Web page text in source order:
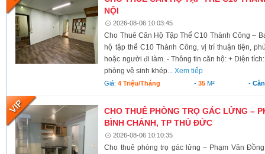
NỘI
2026-08-06 10:03:45
Cho Thuê Căn Hộ Tập Thể C10 Thành Công –
hộ tập thể C10 Thành Công, vị trí thuận tiện,
hoặc người đi làm. - Thông tin căn hộ: + Diện
phòng vệ sinh khép...Xem tiếp
Giá:4 Triệu/tháng -35 M² -
CHO THUÊ PHÒNG TRỌ GÁC LỬNG –
BÌNH CHÁNH, TP THỦ ĐỨC
2026-08-06 10:10:35
Cho thuê phòng trọ gác lửng – Phạm Văn